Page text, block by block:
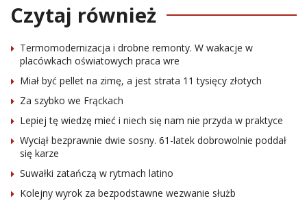
Czytaj również
Termomodernizacja i drobne remonty. W wakacje w
placówkach oświatowych praca wre
Miał być pellet na zimę, a jest strata 11 tysięcy złotych
Za szybko we Frąckach
Lepiej tę wiedzę mieć i niech się nam nie przyda w praktyce
Wyciął bezprawnie dwie sosny. 61-latek dobrowolnie poddał
się karze
Suwałki zatańczą w rytmach latino
Kolejny wyrok za bezpodstawne wezwanie służb